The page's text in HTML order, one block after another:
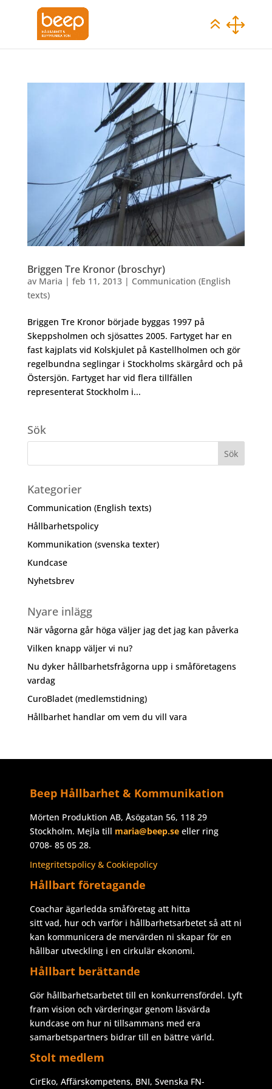
Briggen Tre Kronor (broschyr)
av Maria | feb 11, 2013| Communication (English
texts)
Briggen Tre Kronor började byggas 1997 på
Skeppsholmen och sjösattes 2005. Fartyget har en
fast kajplats vid Kolskjulet på Kastellholmen och gör
regelbundna seglingar i Stockholms skärgård och på
Östersjön. Fartyget har vid flera tillfällen
representerat Stockholm i...
Sök
Kategorier
Communication (English texts)
Hållbarhetspolicy
Kommunikation (svenska texter)
Kundcase
Nyhetsbrev
Nyare inlägg
När vågorna går höga väljer jag det jag kan påverka
Vilken knapp väljer vi nu?
Nu dyker hållbarhetsfrågorna upp i småföretagens
vardag
CuroBladet (medlemstidning)
Hållbarhet handlar om vem du vill vara
Beep Hållbarhet & Kommunikation
Mörten Produktion AB, Åsögatan 56, 118 29
Stockholm. Mejla till maria@beep.seeller ring
0708- 85 05 28.
Integritetspolicy & Cookiepolicy
Hållbart företagande
Coachar ägarledda småföretag att hitta
sitt vad, hur och varför i hållbarhetsarbetet så att ni
kan kommunicera de mervärden ni skapar för en
hållbar utveckling i en cirkulär ekonomi.
Hållbart berättande
Gör hållbarhetsarbetet till en konkurrensfördel. Lyft
fram vision och värderingar genom läsvärda
kundcase om hur ni tillsammans med era
samarbetspartners bidrar till en bättre värld.
Stolt medlem
CirEko, Affärskompetens, BNI, Svenska FN-